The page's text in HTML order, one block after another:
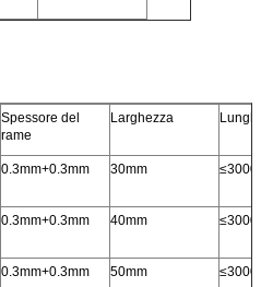
Spessore del
rame
Larghezza
0.3mm+0.3mm 30mm
0.3mm+0.3mm 40mm
0.3mm+0.3mm 50mm